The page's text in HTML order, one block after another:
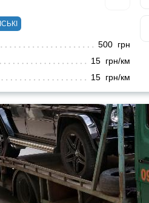
500 грн
15 грн/км
15 грн/км